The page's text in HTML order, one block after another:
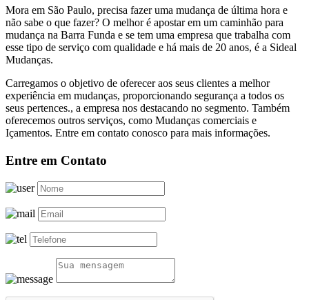
Mora em São Paulo, precisa fazer uma mudança de última hora e
não sabe o que fazer? O melhor é apostar em um caminhão para
mudança na Barra Funda e se tem uma empresa que trabalha com
esse tipo de serviço com qualidade e há mais de 20 anos, é a Sideal
Mudanças.
Carregamos o objetivo de oferecer aos seus clientes a melhor
experiência em mudanças, proporcionando segurança a todos os
seus pertences., a empresa nos destacando no segmento. Também
oferecemos outros serviços, como Mudanças comerciais e
Içamentos. Entre em contato conosco para mais informações.
Entre em Contato